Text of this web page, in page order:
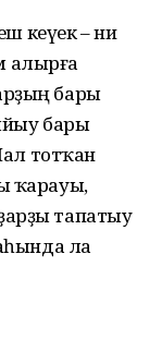
кеүек – ни
алырға
бары
бары
тотҡан
ҡарауы,
тапатыу
ла